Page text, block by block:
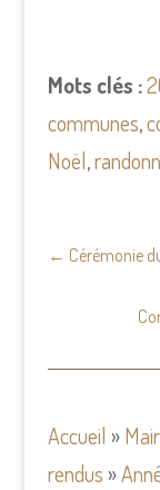
Mots clés :
communes,
Noël,
← Cérémonie
Accueil »
rendus »